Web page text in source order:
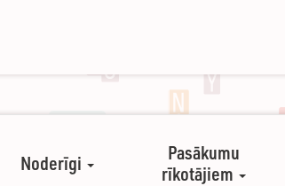
Noderīgi
Pasākumu
rīkotājiem